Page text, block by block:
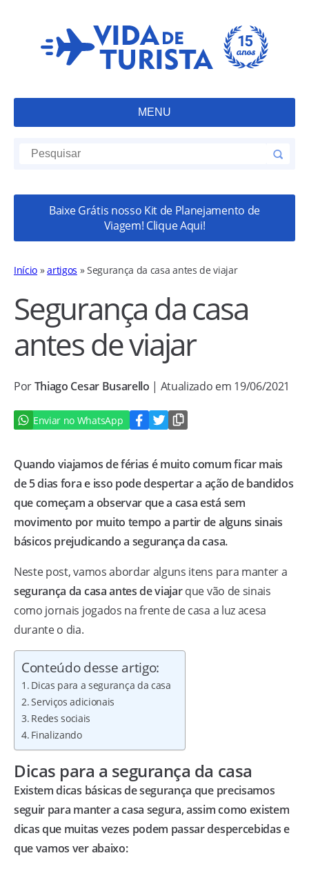
MENU
Baixe Grátis nosso Kit de Planejamento de
Viagem! Clique Aqui!
Início »artigos »Segurança da casa antes de viajar
Segurança da casa
antes de viajar
PorThiago Cesar Busarello | Atualizado em 19/06/2021
Enviar no WhatsApp
Quando viajamos de férias é muito comum ficar mais
de 5 dias fora e isso pode despertar a ação de bandidos
que começam a observar que a casa está sem
movimento por muito tempo a partir de alguns sinais
básicos prejudicando a segurança da casa.
Neste post, vamos abordar alguns itens para manter a
segurança da casa antes de viajarque vão de sinais
como jornais jogados na frente de casa a luz acesa
durante o dia.
Conteúdo desse artigo:
Dicas para a segurança da casa
Serviços adicionais
Redes sociais
Finalizando
Dicas para a segurança da casa
Existem dicas básicas de segurança que precisamos
seguir para manter a casa segura, assim como existem
dicas que muitas vezes podem passar despercebidas e
que vamos ver abaixo: